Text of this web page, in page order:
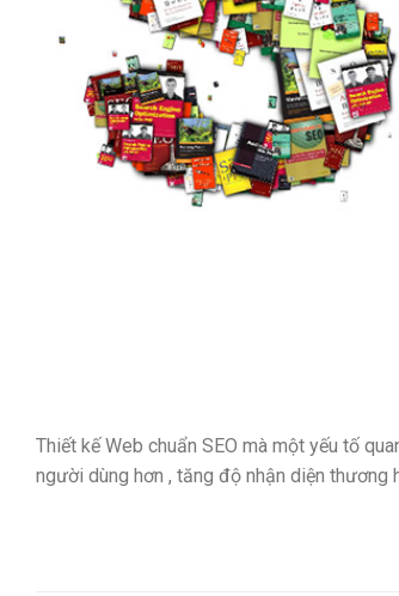
Thiết kế Web chuẩn SEO mà một yếu tố
người dùng hơn , tăng độ nhận diện thương